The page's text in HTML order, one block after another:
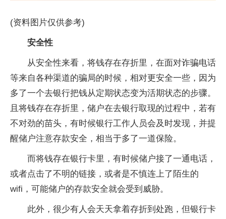
(资料图片仅供参考)
安全性
从安全性来看，将钱存在存折里，在面对诈骗电话
等来自各种渠道的骗局的时候，相对更安全一些，因为
多了一个去银行把钱从定期状态变为活期状态的步骤。
且将钱存在存折里，储户在去银行取现的过程中，若有
不对劲的苗头，有时候银行工作人员会及时发现，并提
醒储户注意存款安全，相当于多了一道保险。
而将钱存在银行卡里，有时候储户接了一通电话，
或者点击了不明的链接，或者是不慎连上了陌生的
wifi，可能储户的存款安全就会受到威胁。
此外，很少有人会天天拿着存折到处跑，但银行卡